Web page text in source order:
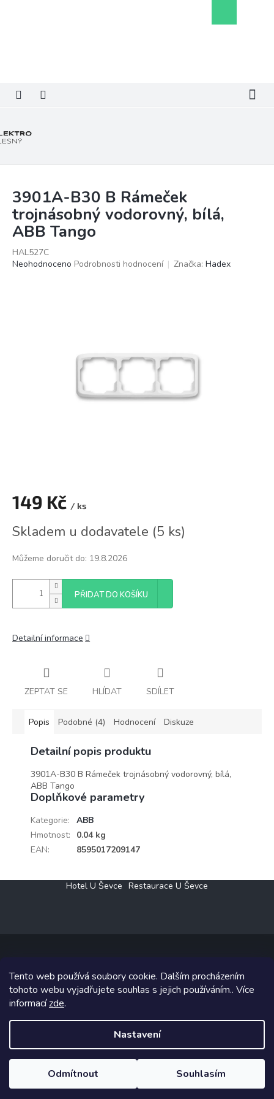
Tento web používá soubory cookie. Dalším procházením
tohoto webu vyjadřujete souhlas s jejich používáním.. Více
informacízde.
Nastavení
Odmítnout Souhlasím
košík
3901A-B30 B Rámeček
trojnásobný vodorovný, bílá,
ABB Tango
HAL527C
Průměrné
Neohodnoceno Podrobnosti hodnocení Značka: Hadex
149 Kč / ks
cena:
Skladem u dodavatele (5 ks)
Můžeme doručit do: 19.8.2026
PŘIDAT DO KOŠÍKU
Detailní informace
ZEPTAT SE HLÍDAT SDÍLET
Popis Podobné (4) Hodnocení Diskuze
Detailní popis produktu
3901A-B30 B Rámeček trojnásobný vodorovný, bílá,
ABB Tango
Doplňkové parametry
Kategorie:
ABB
Hmotnost:
0.04 kg
EAN: 8595017209147
Hotel U Ševce Restaurace U Ševce
Copyright 2026Elektro Klesný s.r.o.. Všechna práva vyhrazena.
Grafický návrh vytvořil a na Shoptet implementoval
Shoptetak.cz.
Vytvořil Shoptet